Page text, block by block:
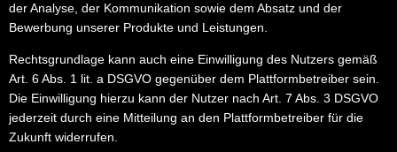
der Analyse, der Kommunikation sowie dem Absatz und der
Bewerbung unserer Produkte und Leistungen.
Rechtsgrundlage kann auch eine Einwilligung des Nutzers gemäß
Art. 6 Abs. 1 lit. a DSGVO gegenüber dem Plattformbetreiber sein.
Die Einwilligung hierzu kann der Nutzer nach Art. 7 Abs. 3 DSGVO
jederzeit durch eine Mitteilung an den Plattformbetreiber für die
Zukunft widerrufen.